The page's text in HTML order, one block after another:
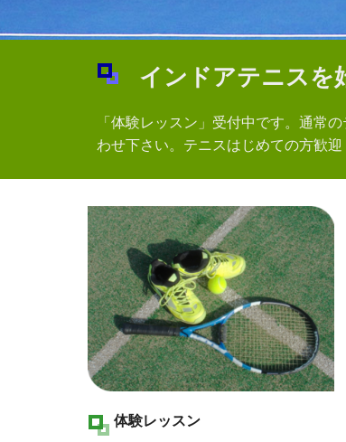
インドアテニスを
「体験レッスン」受付中です。通常
わせ下さい。テニスはじめての方歓迎
体験レッスン